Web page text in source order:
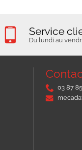
Service
Du lundi au
03 87